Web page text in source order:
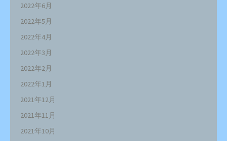
2022年6月
2022年5月
2022年4月
2022年3月
2022年2月
2022年1月
2021年12月
2021年11月
2021年10月